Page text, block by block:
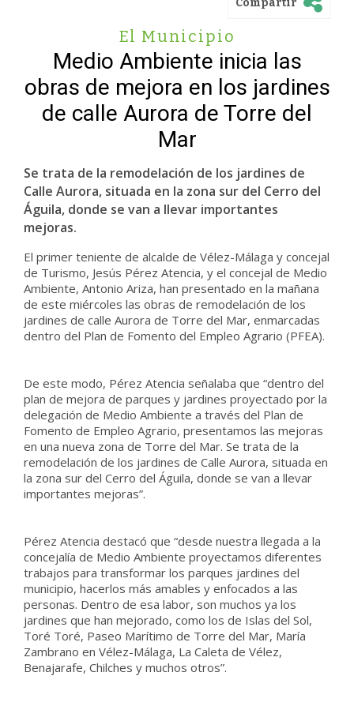
El Municipio
Medio Ambiente inicia las
obras de mejora en los jardines
de calle Aurora de Torre del
Mar
Se trata de la remodelación de los jardines de
Calle Aurora, situada en la zona sur del Cerro del
Águila, donde se van a llevar importantes
mejoras.
El primer teniente de alcalde de Vélez-Málaga y concejal
de Turismo, Jesús Pérez Atencia, y el concejal de Medio
Ambiente, Antonio Ariza, han presentado en la mañana
de este miércoles las obras de remodelación de los
jardines de calle Aurora de Torre del Mar, enmarcadas
dentro del Plan de Fomento del Empleo Agrario (PFEA).
De este modo, Pérez Atencia señalaba que “dentro del
plan de mejora de parques y jardines proyectado por la
delegación de Medio Ambiente a través del Plan de
Fomento de Empleo Agrario, presentamos las mejoras
en una nueva zona de Torre del Mar. Se trata de la
remodelación de los jardines de Calle Aurora, situada en
la zona sur del Cerro del Águila, donde se van a llevar
importantes mejoras”.
Pérez Atencia destacó que “desde nuestra llegada a la
concejalía de Medio Ambiente proyectamos diferentes
trabajos para transformar los parques jardines del
municipio, hacerlos más amables y enfocados a las
personas. Dentro de esa labor, son muchos ya los
jardines que han mejorado, como los de Islas del Sol,
Toré Toré, Paseo Marítimo de Torre del Mar, María
Zambrano en Vélez-Málaga, La Caleta de Vélez,
Benajarafe, Chilches y muchos otros”.